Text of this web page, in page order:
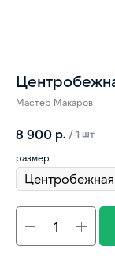
Мастер Макаров
8 900 р. /1 шт
размер